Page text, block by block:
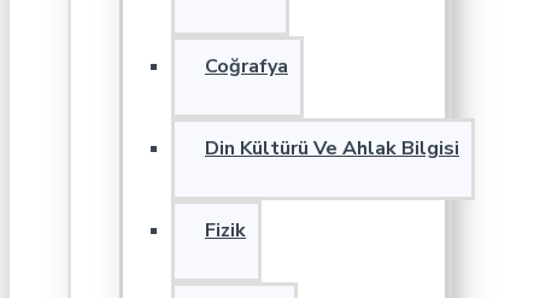
Coğrafya
Din Kültürü Ve Ahlak Bilgisi
Fizik